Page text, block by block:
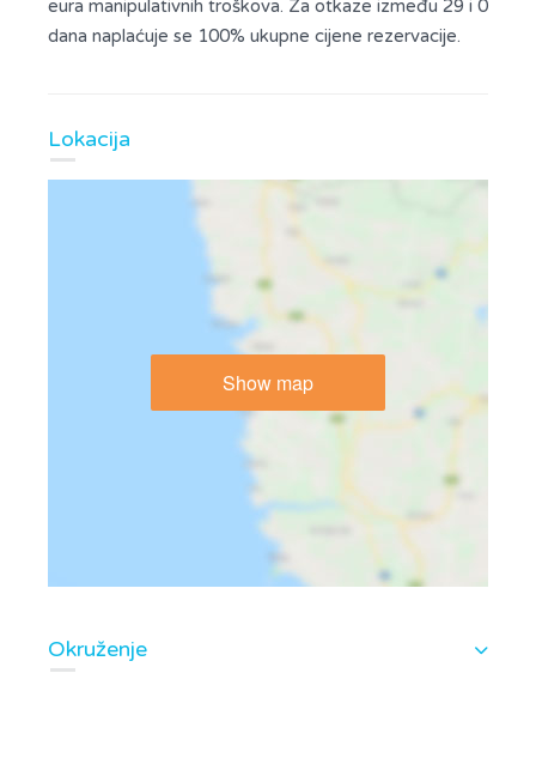
eura manipulativnih troškova. Za otkaze između 29 i 0
dana naplaćuje se 100% ukupne cijene rezervacije.
Lokacija
Show map
Okruženje